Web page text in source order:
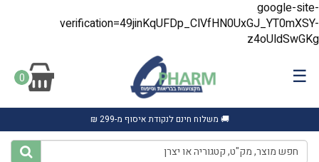
google-site-
verification=49jinKqUFDp_ClVfHN0UxGJ_YT0mXSY-
z4oUldSwGKg
☰
0
🚚 משלוח חינם לנקודת איסוף מ-299 ₪